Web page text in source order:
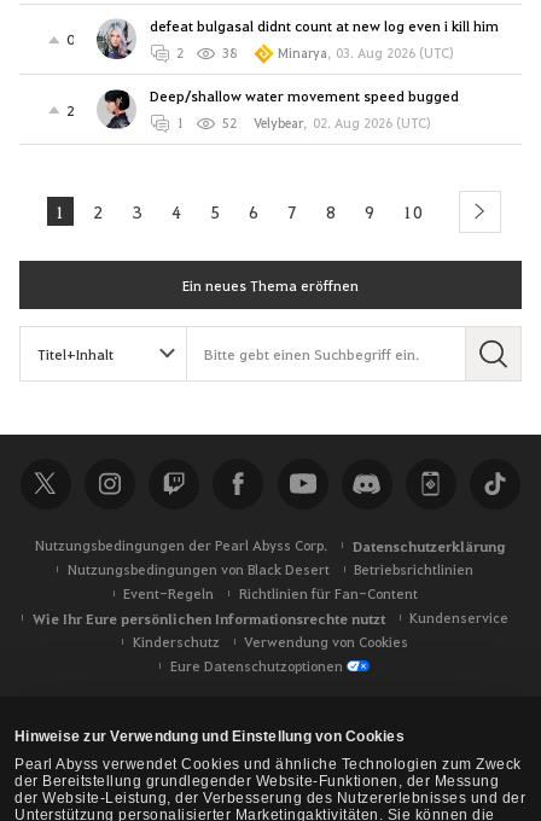
Hinweise zur Verwendung und Einstellung von Cookies
Pearl Abyss verwendet Cookies und ähnliche Technologien zum Zweck
der Bereitstellung grundlegender Website-Funktionen, der Messung
der Website-Leistung, der Verbesserung des Nutzererlebnisses und der
Unterstützung personalisierter Marketingaktivitäten. Sie können die
0
defeat bulgasal didnt count at new log even i kill him
2 38 Minarya, 03. Aug 2026 (UTC)
2
Deep/shallow water movement speed bugged
1 52 Velybear, 02. Aug 2026 (UTC)
1 2 3 4 5 6 7 8 9 10 next
Ein neues Thema eröffnen
S
e
Nutzungsbedingungen der Pearl Abyss Corp. Datenschutzerklärung
Nutzungsbedingungen von Black Desert
Betriebsrichtlinien
Event-Regeln
Richtlinien für Fan-Content
Wie Ihr Eure persönlichen Informationsrechte nutzt
Kundenservice
Kinderschutz
Verwendung von Cookies
Eure Datenschutzoptionen